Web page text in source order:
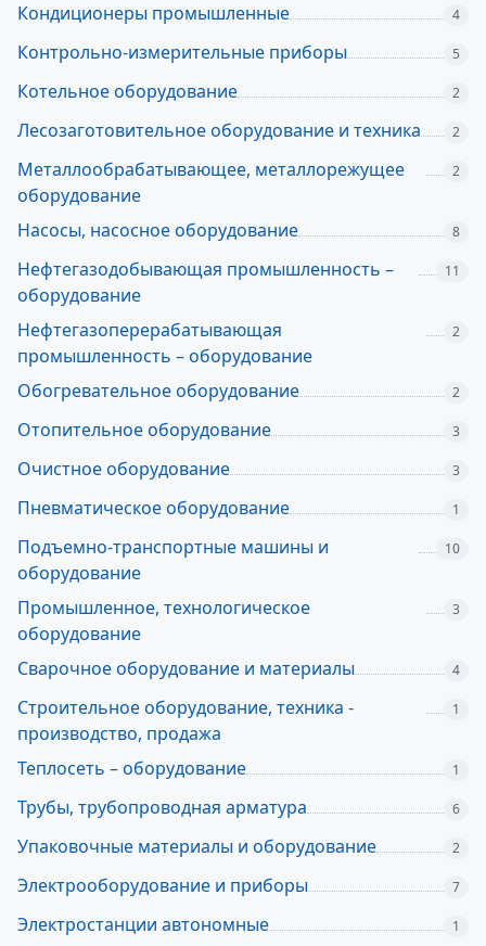
Кондиционеры промышленные 4
Контрольно-измерительные приборы 5
Котельное оборудование 2
Лесозаготовительное оборудование и техника 2
Металлообрабатывающее, металлорежущее
оборудование
2
Насосы, насосное оборудование 8
Нефтегазодобывающая промышленность –
оборудование
11
Нефтегазоперерабатывающая
промышленность – оборудование
2
Обогревательное оборудование 2
Отопительное оборудование 3
Очистное оборудование 3
Пневматическое оборудование 1
Подъемно-транспортные машины и
оборудование
10
Промышленное, технологическое
оборудование
3
Сварочное оборудование и материалы 4
Строительное оборудование, техника -
производство, продажа
1
Теплосеть – оборудование 1
Трубы, трубопроводная арматура 6
Упаковочные материалы и оборудование 2
Электрооборудование и приборы 7
Электростанции автономные 1